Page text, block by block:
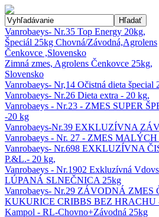
Hľadať
Vanrobaeys- Nr.35 Top Energy 20kg,
Špeciál 25kg Chovná/Závodná,Agrolens
Čenkovce ,Slovensko
Zimná zmes, Agrolens Čenkovce 25kg,
Slovensko
Vanrobaeys- Nr,14 Očistná dieta špecial
Vanrobaeys- Nr.26 Dieta extra - 20 kg,
Vanrobaeys - Nr.23 - ZMES SUPER
-20 kg
Vanrobaeys-Nr.39 EXKLUZÍVNA
Vanrobaeys - Nr. 27 - ZMES
Vanrobaeys- Nr.698 EXKLUZÍVNA
P.&L.- 20 kg,
Vanrobaeys - Nr.1902 Exkluzívná
LÚPANÁ SLNEČNICA 25kg
Vanrobaeys- Nr.29 ZÁVODNÁ ZMES
KUKURICE CRIBBS BEZ HRACHU
Kampol - RL-Chovno+Závodná 25kg